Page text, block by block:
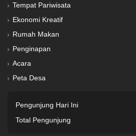
Tempat Pariwisata
Ekonomi Kreatif
Rumah Makan
Penginapan
Acara
Peta Desa
Pengunjung Hari Ini
Total Pengunjung